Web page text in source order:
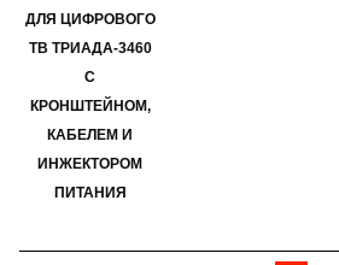
ДЛЯ ЦИФРОВОГО
ТВ ТРИАДА-3460
С
КРОНШТЕЙНОМ,
КАБЕЛЕМ И
ИНЖЕКТОРОМ
ПИТАНИЯ